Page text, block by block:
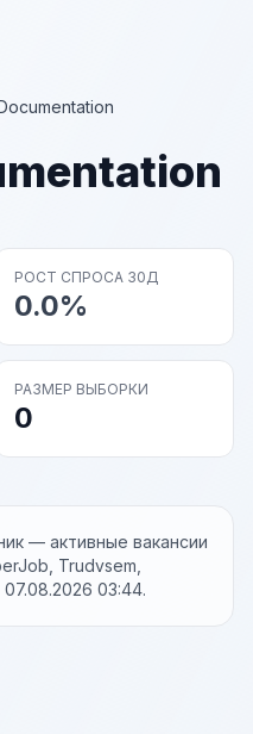
РОСТ СПРОСА 30Д
0.0%
РАЗМЕР ВЫБОРКИ
0
— активные вакансии
Trudvsem,
03:44.